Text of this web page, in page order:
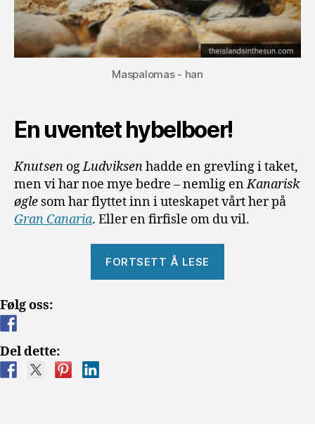
Maspalomas - han
En uventet hybelboer!
Knutsen ogLudviksenhadde en grevling i taket,
men vi har noe mye bedre – nemlig enKanarisk
øgle som har flyttet inn i uteskapet vårt her på
Gran Canaria. Eller en firfisle om du vil.
FORTSETT Å LESE
Følg oss:
Del dette: